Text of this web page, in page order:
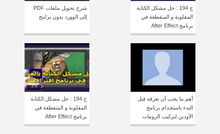
ح 194 : حل مشكل الكتابة
المقلوبة و المتقطعة في
برنامج After Effect
شرح تحويل ملفات PDF
إلى الوورد بدون برامج
أهم ما يجب أن تعرفه قبل
البدء باستخدام برنامج
الأودين لتركيب الرومات
3:4
ح 194 : حل مشكل الكتابة
المقلوبة و المتقطعة في
برنامج After Effect